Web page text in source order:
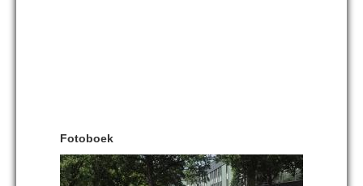
Fotoboek